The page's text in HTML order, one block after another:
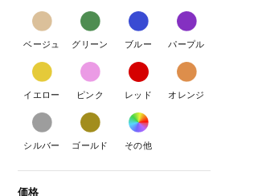
ベージュ グリーン ブルー パープル
イエロー ピンク レッド オレンジ
シルバー ゴールド その他
価格